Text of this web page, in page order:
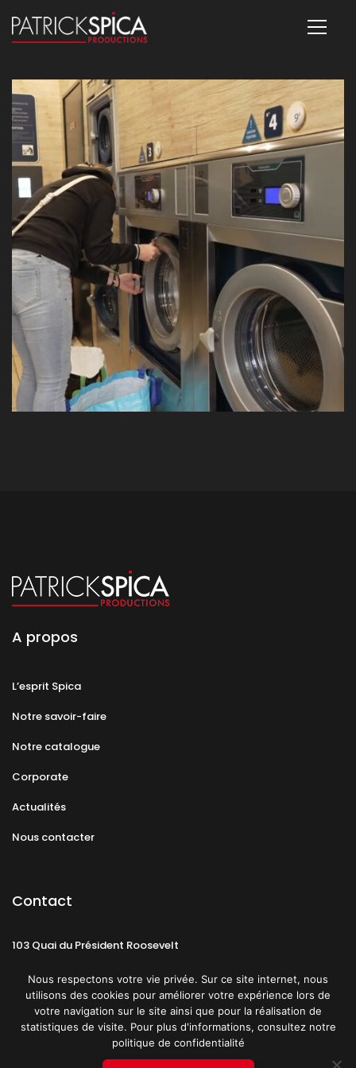
A propos
L’esprit Spica
Notre savoir-faire
Notre catalogue
Corporate
Actualités
Nous contacter
Contact
103 Quai du Président Roosevelt
CGU Politique de confidentialité
Nous respectons votre vie privée. Sur ce site internet, nous
utilisons des cookies pour améliorer votre expérience lors de
votre navigation sur le site ainsi que pour la réalisation de
statistiques de visite. Pour plus d'informations, consultez notre
politique de confidentialité